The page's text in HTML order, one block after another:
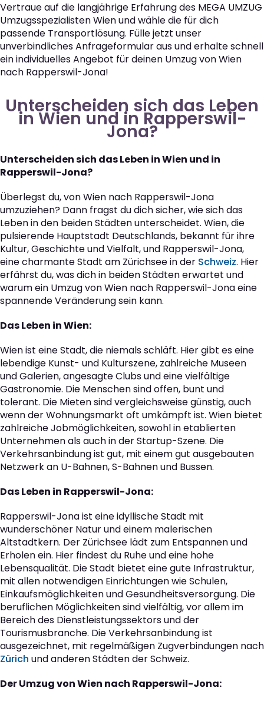
Vertraue auf die langjährige Erfahrung des MEGA UMZUG
Umzugsspezialisten Wien und wähle die für dich
passende Transportlösung. Fülle jetzt unser
unverbindliches Anfrageformular aus und erhalte schnell
ein individuelles Angebot für deinen Umzug von Wien
nach Rapperswil-Jona!
Unterscheiden sich das Leben
in Wien und in Rapperswil-
Jona?
Unterscheiden sich das Leben in Wien und in
Rapperswil-Jona?
Überlegst du, von Wien nach Rapperswil-Jona
umzuziehen? Dann fragst du dich sicher, wie sich das
Leben in den beiden Städten unterscheidet. Wien, die
pulsierende Hauptstadt Deutschlands, bekannt für ihre
Kultur, Geschichte und Vielfalt, und Rapperswil-Jona,
eine charmante Stadt am Zürichsee in der Schweiz. Hier
erfährst du, was dich in beiden Städten erwartet und
warum ein Umzug von Wien nach Rapperswil-Jona eine
spannende Veränderung sein kann.
Das Leben in Wien:
Wien ist eine Stadt, die niemals schläft. Hier gibt es eine
lebendige Kunst- und Kulturszene, zahlreiche Museen
und Galerien, angesagte Clubs und eine vielfältige
Gastronomie. Die Menschen sind offen, bunt und
tolerant. Die Mieten sind vergleichsweise günstig, auch
wenn der Wohnungsmarkt oft umkämpft ist. Wien bietet
zahlreiche Jobmöglichkeiten, sowohl in etablierten
Unternehmen als auch in der Startup-Szene. Die
Verkehrsanbindung ist gut, mit einem gut ausgebauten
Netzwerk an U-Bahnen, S-Bahnen und Bussen.
Das Leben in Rapperswil-Jona:
Rapperswil-Jona ist eine idyllische Stadt mit
wunderschöner Natur und einem malerischen
Altstadtkern. Der Zürichsee lädt zum Entspannen und
Erholen ein. Hier findest du Ruhe und eine hohe
Lebensqualität. Die Stadt bietet eine gute Infrastruktur,
mit allen notwendigen Einrichtungen wie Schulen,
Einkaufsmöglichkeiten und Gesundheitsversorgung. Die
beruflichen Möglichkeiten sind vielfältig, vor allem im
Bereich des Dienstleistungssektors und der
Tourismusbranche. Die Verkehrsanbindung ist
ausgezeichnet, mit regelmäßigen Zugverbindungen nach
Zürich und anderen Städten der Schweiz.
Der Umzug von Wien nach Rapperswil-Jona: